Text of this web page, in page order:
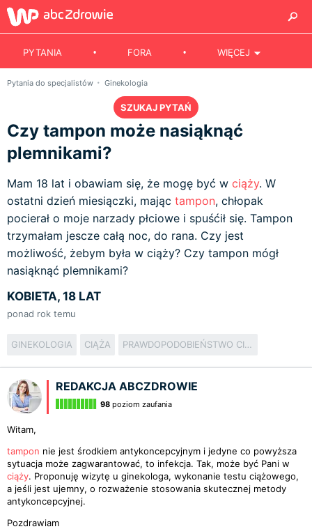
PYTANIA FORA WIĘCEJ
Pytania do specjalistów Ginekologia
SZUKAJ PYTAŃ
Czy tampon może nasiąknąć
plemnikami?
Mam 18 lat i obawiam się, że mogę być w ciąży. W
ostatni dzień miesiączki, mając tampon, chłopak
pocierał o moje narzady płciowe i spuśćił się. Tampon
trzymałam jescze całą noc, do rana. Czy jest
możliwość, żebym była w ciąży? Czy tampon mógł
nasiąknąć plemnikami?
KOBIETA, 18 LAT
ponad rok temu
GINEKOLOGIA CIĄŻA PRAWDOPODOBIEŃSTWO CIĄŻY
REDAKCJA ABCZDROWIE
98 poziom zaufania
Witam,
tampon nie jest środkiem antykoncepcyjnym i jedyne co powyższa
sytuacja może zagwarantować, to infekcja. Tak, może być Pani w
ciąży. Proponuję wizytę u ginekologa, wykonanie testu ciążowego,
a jeśli jest ujemny, o rozważenie stosowania skutecznej metody
antykoncepcyjnej.
Pozdrawiam